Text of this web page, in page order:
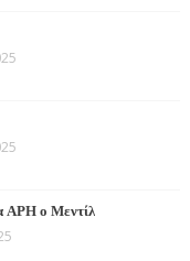
ΑΡΗ ο Μεντίλ